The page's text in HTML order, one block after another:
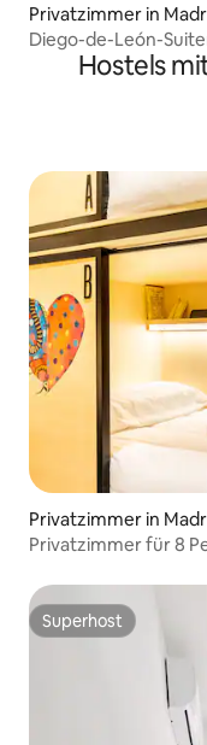
Privatzimmer in
Diego-de-León-
Hostels
Privatzimmer in
Privatzimmer für 8
Superhost
Superhost